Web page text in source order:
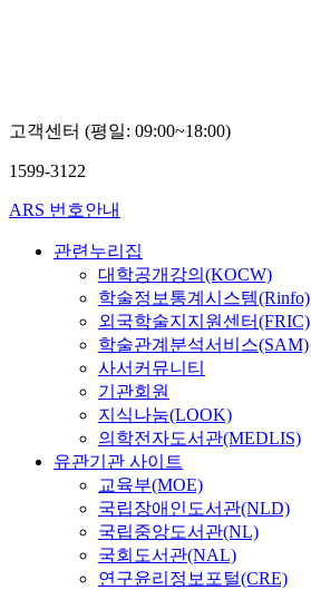
규
고객센터 (평일: 09:00~18:00)
1599-3122
ARS 번호안내
관련누리집
대학공개강의(KOCW)
학술정보통계시스템(Rinfo)
외국학술지지원센터(FRIC)
학술관계분석서비스(SAM)
사서커뮤니티
기관회원
지식나눔(LOOK)
의학전자도서관(MEDLIS)
유관기관 사이트
교육부(MOE)
국립장애인도서관(NLD)
국립중앙도서관(NL)
국회도서관(NAL)
연구윤리정보포털(CRE)